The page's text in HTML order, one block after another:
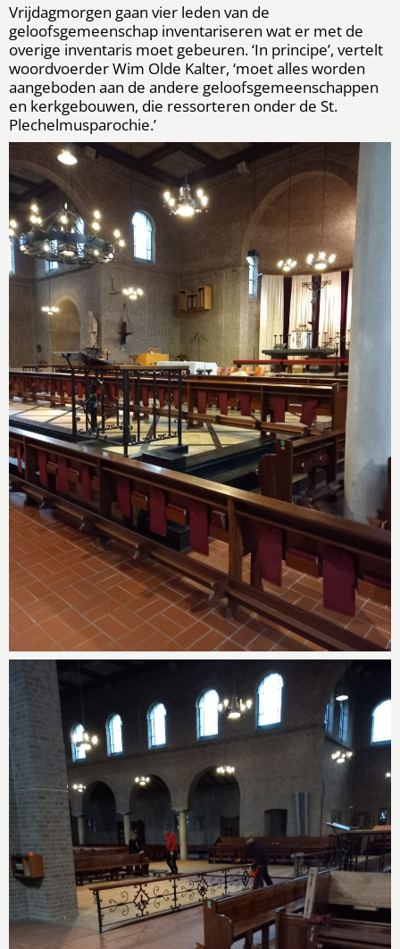
Vrijdagmorgen gaan vier leden van de
geloofsgemeenschap inventariseren wat er met de
overige inventaris moet gebeuren. ‘In principe’, vertelt
woordvoerder Wim Olde Kalter, ‘moet alles worden
aangeboden aan de andere geloofsgemeenschappen
en kerkgebouwen, die ressorteren onder de St.
Plechelmusparochie.’